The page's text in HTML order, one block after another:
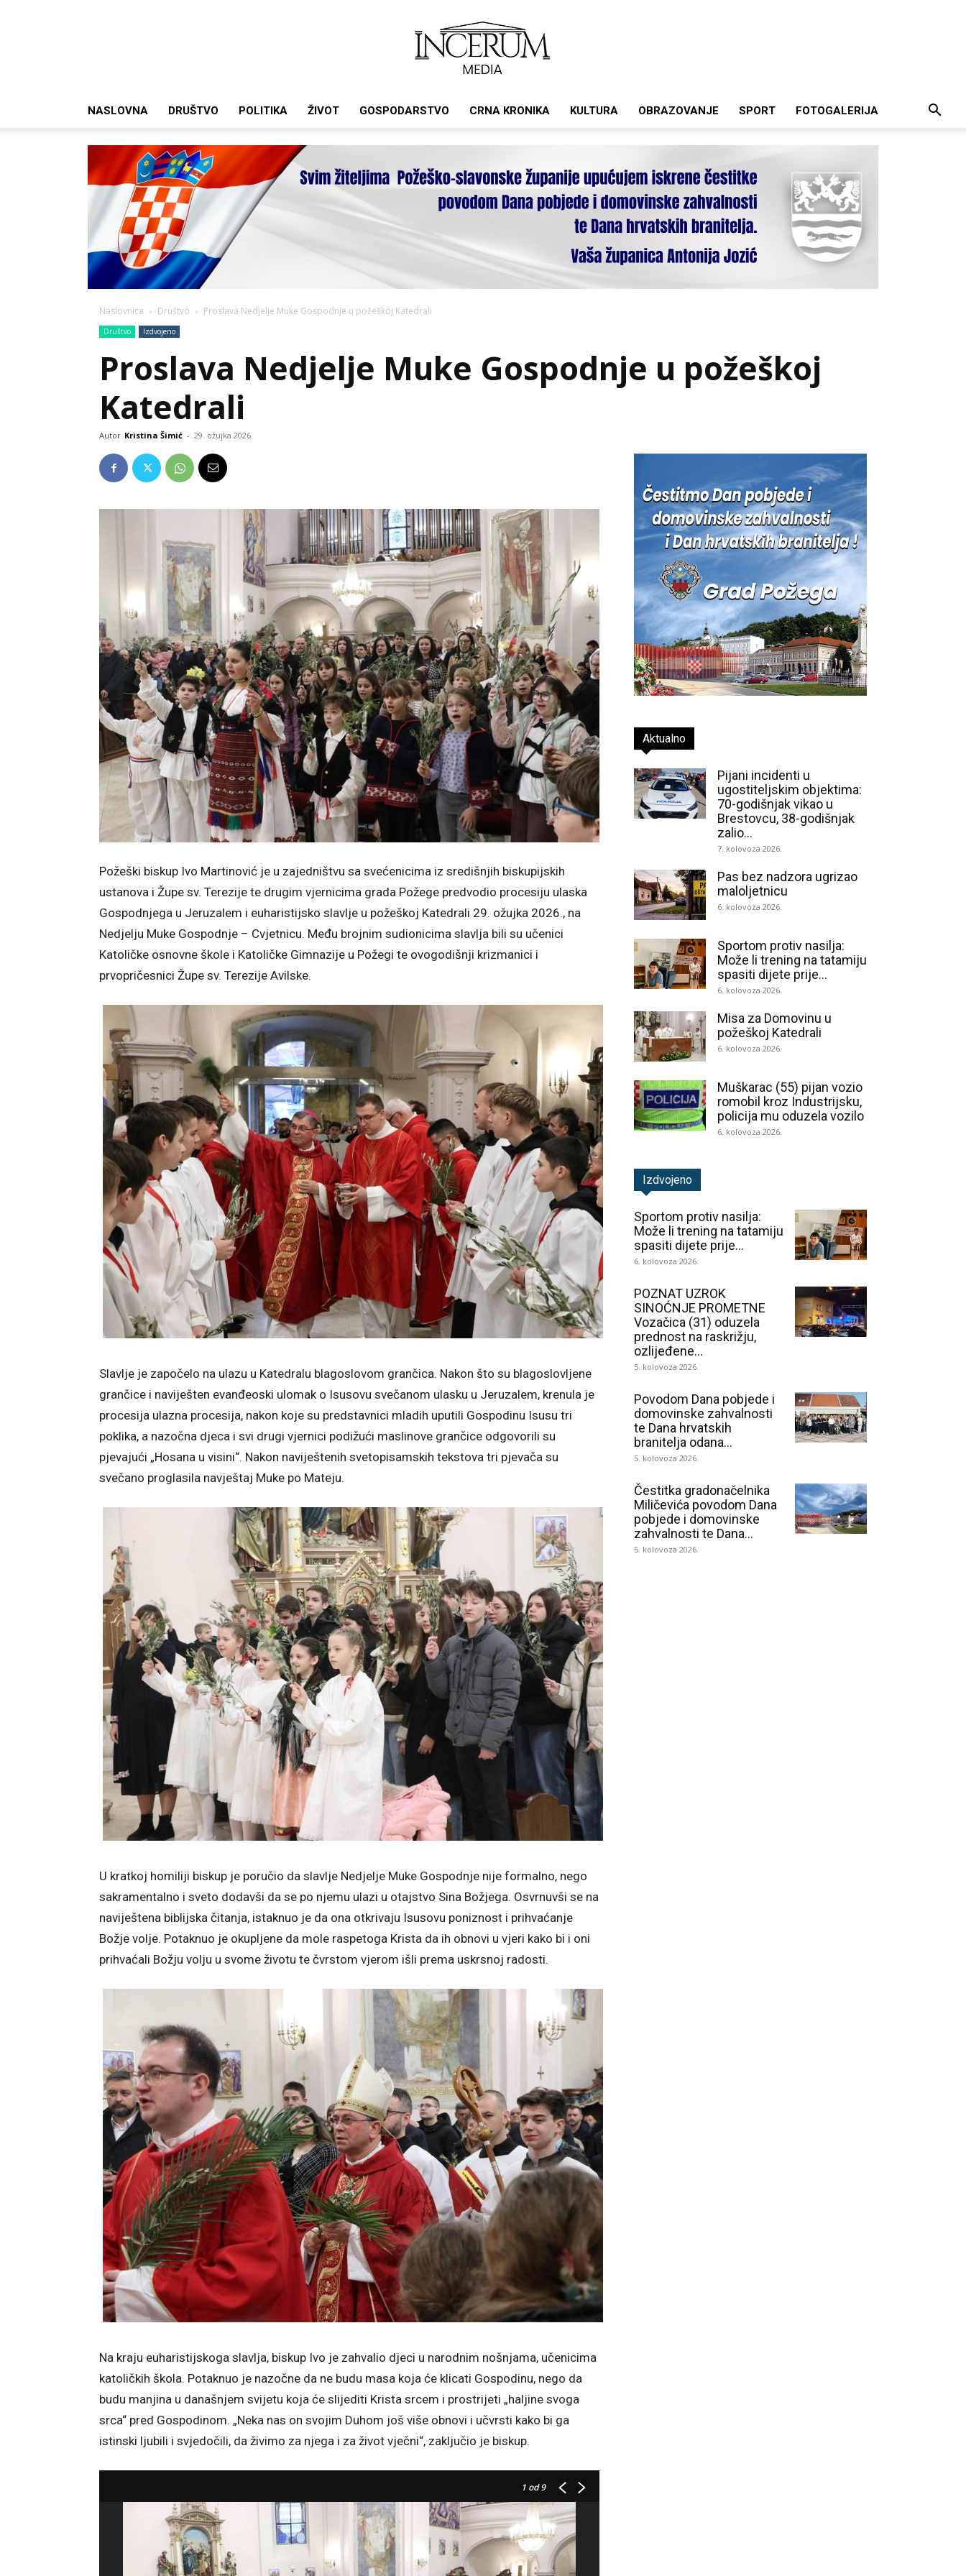
NASLOVNA DRUŠTVO POLITIKA ŽIVOT GOSPODARSTVO CRNA KRONIKA KULTURA OBRAZOVANJE SPORT FOTOGALERIJA
Naslovnica Društvo Proslava Nedjelje Muke Gospodnje u požeškoj Katedrali
Društvo Izdvojeno
Proslava Nedjelje Muke Gospodnje u požeškoj
Katedrali
Autor Kristina Šimić - 29. ožujka 2026.
Požeški biskup Ivo Martinović je u zajedništvu sa svećenicima iz središnjih biskupijskih
ustanova i Župe sv. Terezije te drugim vjernicima grada Požege predvodio procesiju ulaska
Gospodnjega u Jeruzalem i euharistijsko slavlje u požeškoj Katedrali 29. ožujka 2026., na
Nedjelju Muke Gospodnje – Cvjetnicu. Među brojnim sudionicima slavlja bili su učenici
Katoličke osnovne škole i Katoličke Gimnazije u Požegi te ovogodišnji krizmanici i
prvopričesnici Župe sv. Terezije Avilske.
Slavlje je započelo na ulazu u Katedralu blagoslovom grančica. Nakon što su blagoslovljene
grančice i naviješten evanđeoski ulomak o Isusovu svečanom ulasku u Jeruzalem, krenula je
procesija ulazna procesija, nakon koje su predstavnici mladih uputili Gospodinu Isusu tri
poklika, a nazočna djeca i svi drugi vjernici podižući maslinove grančice odgovorili su
pjevajući „Hosana u visini“. Nakon naviještenih svetopisamskih tekstova tri pjevača su
svečano proglasila navještaj Muke po Mateju.
U kratkoj homiliji biskup je poručio da slavlje Nedjelje Muke Gospodnje nije formalno, nego
sakramentalno i sveto dodavši da se po njemu ulazi u otajstvo Sina Božjega. Osvrnuvši se na
naviještena biblijska čitanja, istaknuo je da ona otkrivaju Isusovu poniznost i prihvaćanje
Božje volje. Potaknuo je okupljene da mole raspetoga Krista da ih obnovi u vjeri kako bi i oni
prihvaćali Božju volju u svome životu te čvrstom vjerom išli prema uskrsnoj radosti.
Na kraju euharistijskoga slavlja, biskup Ivo je zahvalio djeci u narodnim nošnjama, učenicima
katoličkih škola. Potaknuo je nazočne da ne budu masa koja će klicati Gospodinu, nego da
budu manjina u današnjem svijetu koja će slijediti Krista srcem i prostrijeti „haljine svoga
srca“ pred Gospodinom. „Neka nas on svojim Duhom još više obnovi i učvrsti kako bi ga
istinski ljubili i svjedočili, da živimo za njega i za život vječni“, zaključio je biskup.
1 od 9
Aktualno
Pijani incidenti u
ugostiteljskim objektima:
70-godišnjak vikao u
Brestovcu, 38-godišnjak
zalio...
7. kolovoza 2026.
Pas bez nadzora ugrizao
maloljetnicu
6. kolovoza 2026.
Sportom protiv nasilja:
Može li trening na tatamiju
spasiti dijete prije...
6. kolovoza 2026.
Misa za Domovinu u
požeškoj Katedrali
6. kolovoza 2026.
Muškarac (55) pijan vozio
romobil kroz Industrijsku,
policija mu oduzela vozilo
6. kolovoza 2026.
Izdvojeno
Sportom protiv nasilja:
Može li trening na tatamiju
spasiti dijete prije...
6. kolovoza 2026.
POZNAT UZROK
SINOĆNJE PROMETNE
Vozačica (31) oduzela
prednost na raskrižju,
ozlijeđene...
5. kolovoza 2026.
Povodom Dana pobjede i
domovinske zahvalnosti
te Dana hrvatskih
branitelja odana...
5. kolovoza 2026.
Čestitka gradonačelnika
Miličevića povodom Dana
pobjede i domovinske
zahvalnosti te Dana...
5. kolovoza 2026.